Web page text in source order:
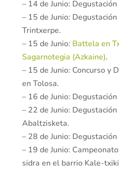
– 14 de Junio:
– 15 de Junio:
Trintxerpe.
– 15 de Junio: Battela en
Sagarnotegia (Azkaine).
– 15 de Junio: Concurso y
en Tolosa.
– 16 de Junio:
– 22 de Junio:
Abaltzisketa.
– 28 de Junio:
– 19 de Junio:
sidra en el barrio Kale-